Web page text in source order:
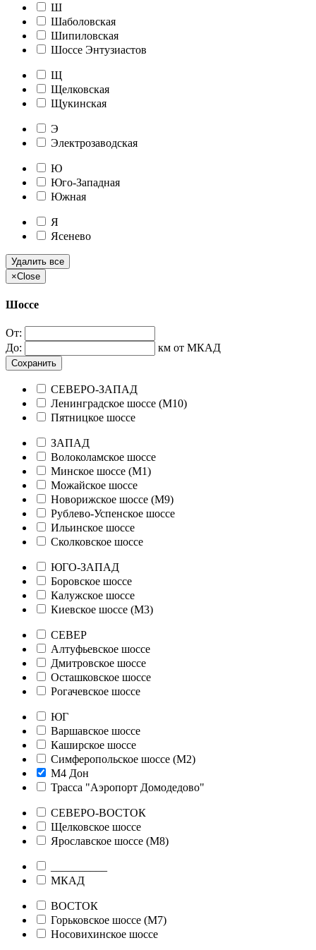
Ш
Шаболовская
Шипиловская
Шоссе Энтузиастов
Щ
Щелковская
Щукинская
Э
Электрозаводская
Ю
Юго-Западная
Южная
Я
Ясенево
Удалить все
×Close
Шоссе
От:
До:
км от МКАД
Сохранить
СЕВЕРО-ЗАПАД
Ленинградское шоссе (М10)
Пятницкое шоссе
ЗАПАД
Волоколамское шоссе
Минское шоссе (М1)
Можайское шоссе
Новорижское шоссе (М9)
Рублево-Успенское шоссе
Ильинское шоссе
Сколковское шоссе
ЮГО-ЗАПАД
Боровское шоссе
Калужское шоссе
Киевское шоссе (М3)
СЕВЕР
Алтуфьевское шоссе
Дмитровское шоссе
Осташковское шоссе
Рогачевское шоссе
ЮГ
Варшавское шоссе
Каширское шоссе
Симферопольское шоссе (М2)
М4 Дон
Трасса "Аэропорт Домодедово"
СЕВЕРО-ВОСТОК
Щелковское шоссе
Ярославское шоссе (М8)
МКАД
ВОСТОК
Горьковское шоссе (М7)
Носовихинское шоссе